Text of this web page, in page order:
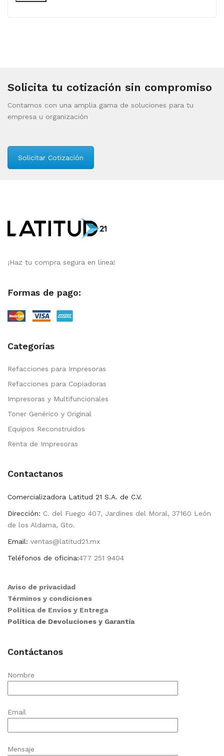
Solicita tu cotización sin compromiso
Contamos con una amplia gama de soluciones para tu
empresa u organización
Solicitar Cotización
¡Haz tu compra segura en línea!
Formas de pago:
Categorías
Refacciones para Impresoras
Refacciones para Copiadoras
Impresoras y Multifuncionales
Toner Genérico y Original
Equipos Reconstruidos
Renta de Impresoras
Contactanos
Comercializadora Latitud 21 S.A. de C.V.
Dirección: C. del Fuego 407, Jardines del Moral, 37160 León
de los Aldama, Gto.
Email: ventas@latitud21.mx
Teléfonos de oficina:477 251 9404
Aviso de privacidad
Términos y condiciones
Política de Envíos y Entrega
Política de Devoluciones y Garantía
Contáctanos
Nombre
Email
Mensaje